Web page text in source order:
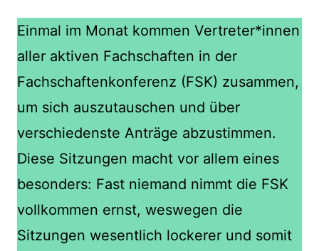
Einmal im Monat kommen Vertreter*innen
aller aktiven Fachschaften in der
Fachschaftenkonferenz (FSK) zusammen,
um sich auszutauschen und über
verschiedenste Anträge abzustimmen.
Diese Sitzungen macht vor allem eines
besonders: Fast niemand nimmt die FSK
vollkommen ernst, weswegen die
Sitzungen wesentlich lockerer und somit